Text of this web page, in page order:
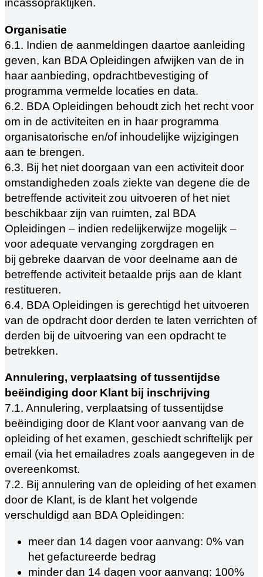
incassopraktijken.
Organisatie
6.1. Indien de aanmeldingen daartoe aanleiding
geven, kan BDA Opleidingen afwijken van de in
haar aanbieding, opdrachtbevestiging of
programma vermelde locaties en data.
6.2. BDA Opleidingen behoudt zich het recht voor
om in de activiteiten en in haar programma
organisatorische en/of inhoudelijke wijzigingen
aan te brengen.
6.3. Bij het niet doorgaan van een activiteit door
omstandigheden zoals ziekte van degene die de
betreffende activiteit zou uitvoeren of het niet
beschikbaar zijn van ruimten, zal BDA
Opleidingen – indien redelijkerwijze mogelijk –
voor adequate vervanging zorgdragen en
bij gebreke daarvan de voor deelname aan de
betreffende activiteit betaalde prijs aan de klant
restitueren.
6.4. BDA Opleidingen is gerechtigd het uitvoeren
van de opdracht door derden te laten verrichten of
derden bij de uitvoering van een opdracht te
betrekken.
Annulering, verplaatsing of tussentijdse
beëindiging door Klant bij inschrijving
7.1. Annulering, verplaatsing of tussentijdse
beëindiging door de Klant voor aanvang van de
opleiding of het examen, geschiedt schriftelijk per
email (via het emailadres zoals aangegeven in de
overeenkomst.
7.2. Bij annulering van de opleiding of het examen
door de Klant, is de klant het volgende
verschuldigd aan BDA Opleidingen:
meer dan 14 dagen voor aanvang: 0% van
het gefactureerde bedrag
minder dan 14 dagen voor aanvang: 100%